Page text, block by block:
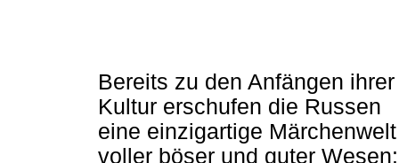
Bereits zu den Anfängen ihrer
Kultur erschufen die Russen
eine einzigartige Märchenwelt
voller böser und guter Wesen: